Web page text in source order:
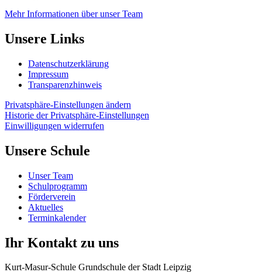
Mehr Informationen über unser Team
Unsere Links
Datenschutzerklärung
Impressum
Transparenzhinweis
Privatsphäre-Einstellungen ändern
Historie der Privatsphäre-Einstellungen
Einwilligungen widerrufen
Unsere Schule
Unser Team
Schulprogramm
Förderverein
Aktuelles
Terminkalender
Ihr Kontakt zu uns
Kurt-Masur-Schule Grundschule der Stadt Leipzig